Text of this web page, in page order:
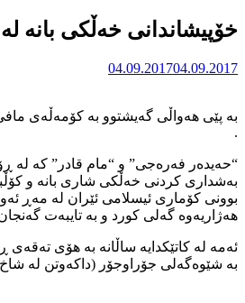
خۆپیشاندانی خەڵکی بانە
04.09.201704.09.2017
.
“حەیدەر فەرەجی” و “مام قادر” کە لە
بەشداری کردنی خەڵکی شاری بانە و
بوونی کۆماری ئیسلامی ئێران لە مەڕ
هەژاریەوە گەلی کورد و بە تایبەت
ئەمە لە کاتێکدایە ساڵانە بە هۆی
بە شێوەگەلی جۆراوجۆر (داکەوتن لە